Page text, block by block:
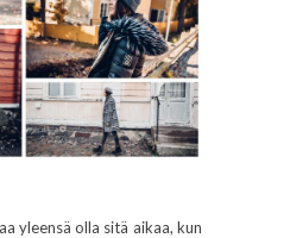
yleensä olla sitä aikaa, kun